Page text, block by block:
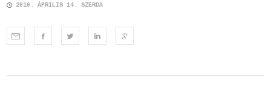
2010. ÁPRILIS 14. SZERDA